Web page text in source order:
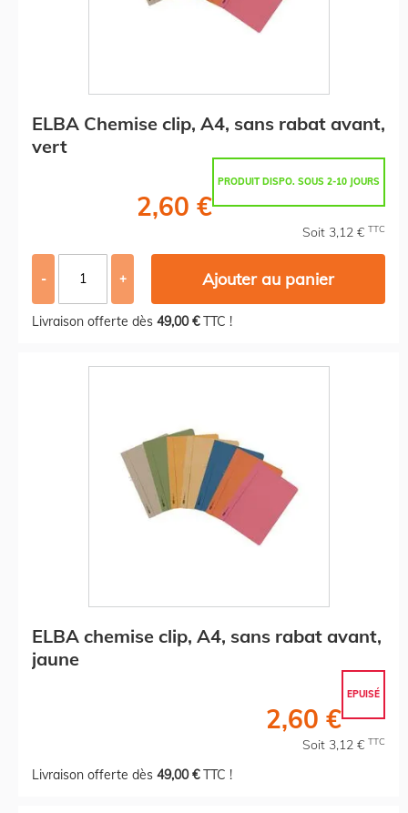
ELBA Chemise clip, A4, sans rabat avant,
vert
PRODUIT DISPO. SOUS 2-10 JOURS
2,60 €
Soit 3,12 € TTC
- + Ajouter au panier
Livraison offerte dès 49,00 €TTC !
ELBA chemise clip, A4, sans rabat avant,
jaune
EPUISÉ
2,60 €
Soit 3,12 € TTC
Livraison offerte dès 49,00 €TTC !